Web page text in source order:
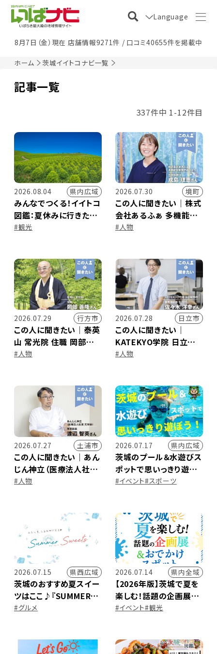
Language
8月7日（金）現在 店舗情報9271件 / 口コミ40655件を掲載中
ホーム 茨城イイトコナビ一覧
記事一覧
337件中 1-12件目
2026.08.04 県内広域
みんなでつくる！イイトコ
図鑑：夏休みに行きた
い！茨城のお出かけエリ
#観光
2026.07.30 境町
この人に聞きたい｜株式
会社あるふぁ 多機能型
事業所みつばち 代表取
#人物
2026.07.29 行方市
この人に聞きたい｜泰英
山 常光院 住職 岡部善
隆さん
#人物
2026.07.28 日立市
この人に聞きたい｜
KATEKYO学院 日立駅
前校 教育相談員 佐々木
#人物
2026.07.27 土浦市
この人に聞きたい｜あん
じん神立（医療法人社団
光栄会） 事業部長 渡辺
#人物
2026.07.17 県内広域
茨城のプール＆水遊びス
ポットで思いっきり遊ぼ
う！
#イベント#スポーツ
2026.07.15 県西広域
茨城のおすすめ夏スイー
ツはここ♪『SUMMER
SWEETS』特集！（古河・
#グルメ
2026.07.14 県内全域
【2026年版】茨城で夏を
楽しむ！話題の企画展＆
お出かけスポット
#イベント#観光